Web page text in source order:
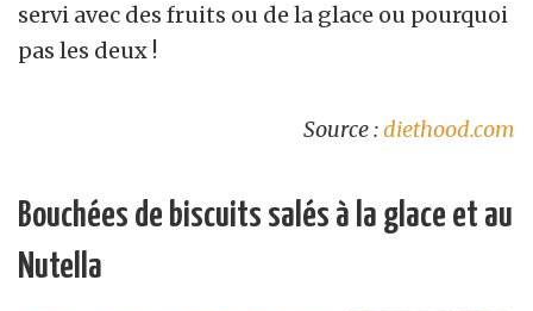
servi avec des fruits ou de la glace ou pourquoi
pas les deux !
Source :diethood.com
Bouchées de biscuits salés à la glace et au
Nutella